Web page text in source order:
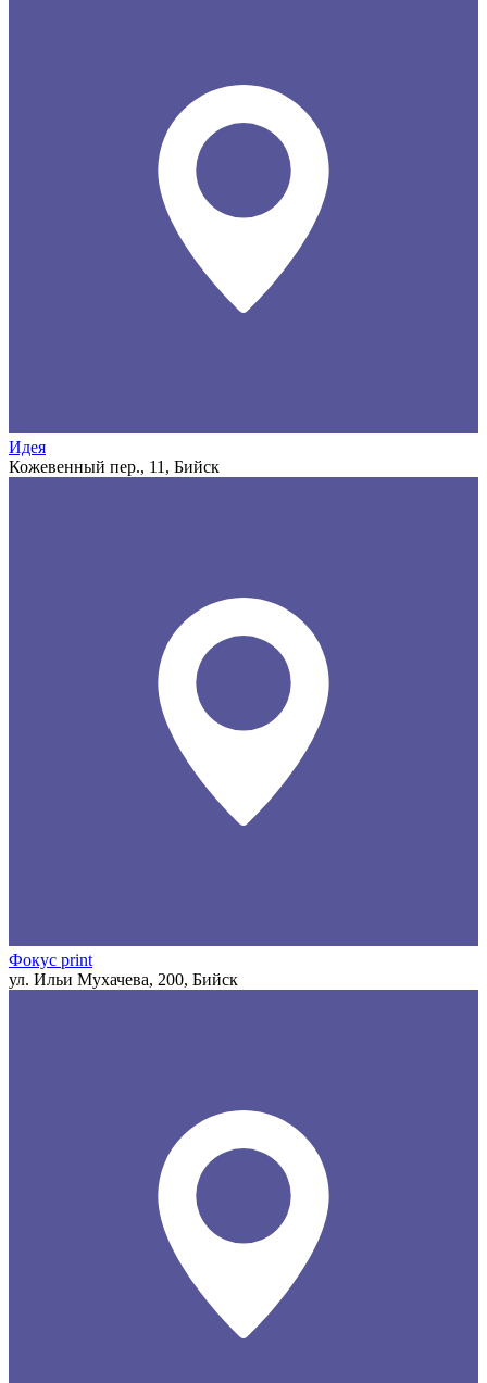
Идея
Кожевенный пер., 11, Бийск
Фокус print
ул. Ильи Мухачева, 200, Бийск